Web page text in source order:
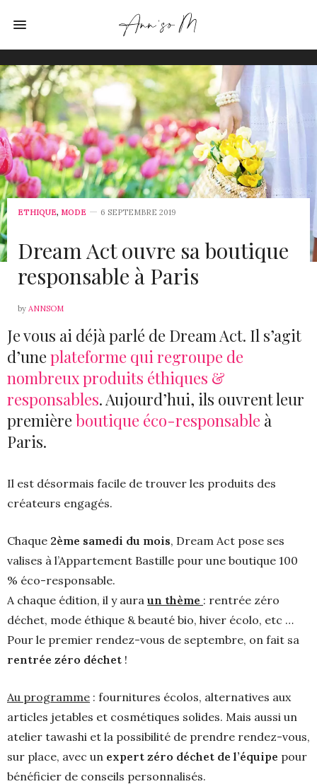
ETHIQUE, MODE 6 SEPTEMBRE 2019
Dream Act ouvre sa boutique
responsable à Paris
by ANNSOM
Je vous ai déjà parlé de Dream Act. Il s’agit
d’une plateforme qui regroupe de
nombreux produits éthiques &
responsables. Aujourd’hui, ils ouvrent leur
première boutique éco-responsable à
Paris.
Il est désormais facile de trouver les produits des
créateurs engagés.
Chaque 2ème samedi du mois, Dream Act pose ses
valises à l’Appartement Bastille pour une boutique 100
% éco-responsable.
A chaque édition, il y aura un thème : rentrée zéro
déchet, mode éthique & beauté bio, hiver écolo, etc …
Pour le premier rendez-vous de septembre, on fait sa
rentrée zéro déchet !
Au programme : fournitures écolos, alternatives aux
articles jetables et cosmétiques solides. Mais aussi un
atelier tawashi et la possibilité de prendre rendez-vous,
sur place, avec un expert zéro déchet de l’équipe pour
bénéficier de conseils personnalisés.